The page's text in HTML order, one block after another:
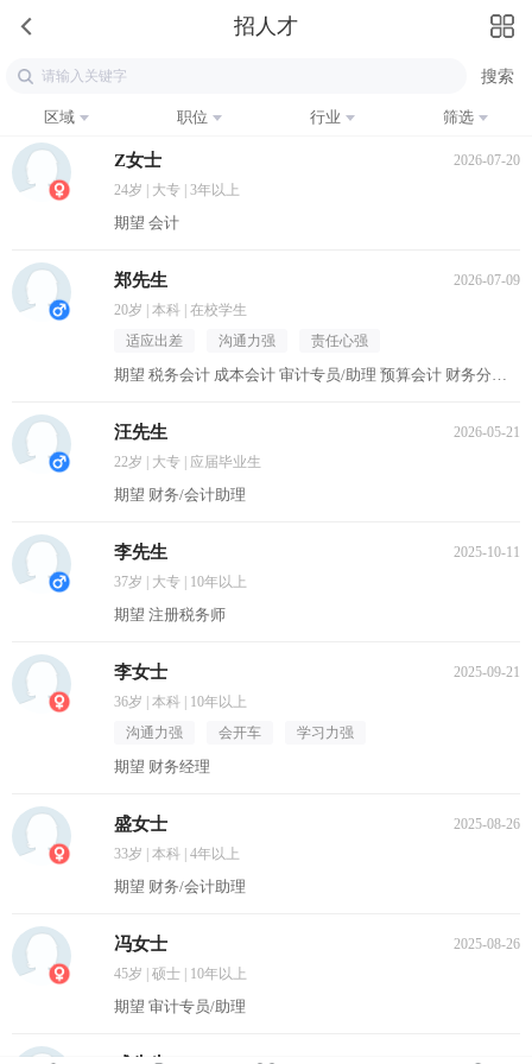
招人才
区域 职位 行业 筛选
Z女士
2026-07-20
24岁 | 大专 | 3年以上
期望 会计
郑先生
2026-07-09
20岁 | 本科 | 在校学生
适应出差
沟通力强 责任心强
期望 税务会计 成本会计 审计专员/助理 预算会计 财务分析员
汪先生
2026-05-21
22岁 | 大专 | 应届毕业生
期望 财务/会计助理
李先生
2025-10-11
37岁 | 大专 | 10年以上
期望 注册税务师
李女士
2025-09-21
36岁 | 本科 | 10年以上
沟通力强
会开车 学习力强
期望 财务经理
盛女士
2025-08-26
33岁 | 本科 | 4年以上
期望 财务/会计助理
冯女士
2025-08-26
45岁 | 硕士 | 10年以上
期望 审计专员/助理